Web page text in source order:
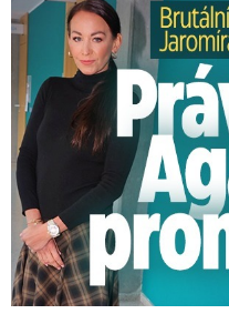
Brutální napadení Soukupa.